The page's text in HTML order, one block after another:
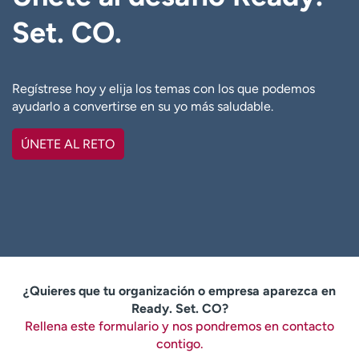
Set. CO.
Regístrese hoy y elija los temas con los que podemos
ayudarlo a convertirse en su yo más saludable.
ÚNETE AL RETO
¿Quieres que tu organización o empresa aparezca en
Ready. Set. CO?
Rellena este formulario y nos pondremos en contacto
contigo.